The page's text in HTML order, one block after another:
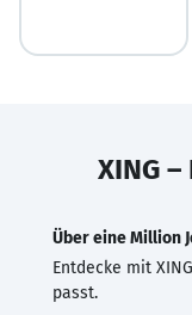
XING
Über eine Million
Entdecke mit
passt.